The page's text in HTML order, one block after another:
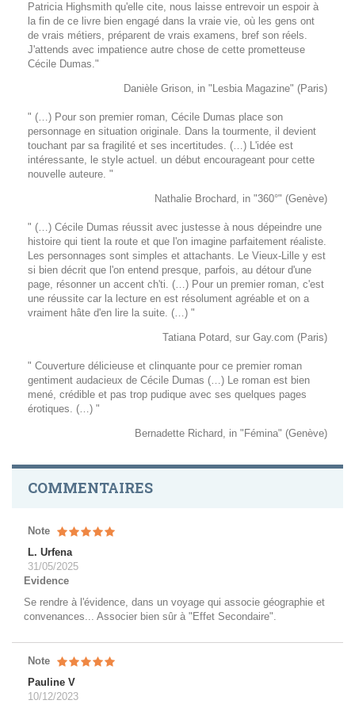
Patricia Highsmith qu'elle cite, nous laisse entrevoir un espoir à
la fin de ce livre bien engagé dans la vraie vie, où les gens ont
de vrais métiers, préparent de vrais examens, bref son réels.
J'attends avec impatience autre chose de cette prometteuse
Cécile Dumas."
Danièle Grison, in "Lesbia Magazine" (Paris)
" (…) Pour son premier roman, Cécile Dumas place son
personnage en situation originale. Dans la tourmente, il devient
touchant par sa fragilité et ses incertitudes. (…) L'idée est
intéressante, le style actuel. un début encourageant pour cette
nouvelle auteure. "
Nathalie Brochard, in "360°" (Genève)
" (…) Cécile Dumas réussit avec justesse à nous dépeindre une
histoire qui tient la route et que l'on imagine parfaitement réaliste.
Les personnages sont simples et attachants. Le Vieux-Lille y est
si bien décrit que l'on entend presque, parfois, au détour d'une
page, résonner un accent ch'ti. (…) Pour un premier roman, c'est
une réussite car la lecture en est résolument agréable et on a
vraiment hâte d'en lire la suite. (…) "
Tatiana Potard, sur Gay.com (Paris)
" Couverture délicieuse et clinquante pour ce premier roman
gentiment audacieux de Cécile Dumas (…) Le roman est bien
mené, crédible et pas trop pudique avec ses quelques pages
érotiques. (…) "
Bernadette Richard, in "Fémina" (Genève)
COMMENTAIRES
Note
L. Urfena
31/05/2025
Evidence
Se rendre à l'évidence, dans un voyage qui associe géographie et
convenances... Associer bien sûr à "Effet Secondaire".
Note
Pauline V
10/12/2023